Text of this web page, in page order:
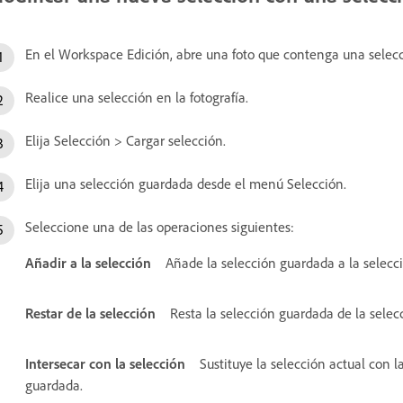
En el Workspace Edición, abre una foto que contenga una
Realice una selección en la fotografía.
Elija Selección > Cargar selección.
Elija una selección guardada desde el menú Selección.
Seleccione una de las operaciones siguientes:
Añadir a la selección
Añade la selección guardada a la
Restar de la selección Resta la selección guardada de la
Intersecar con la selección
Sustituye la selección actual con
guardada.